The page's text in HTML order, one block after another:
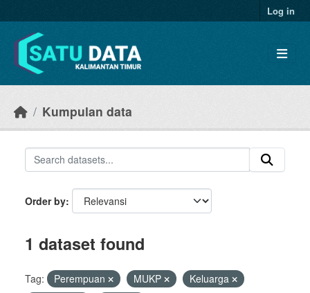
Log in
Kumpulan data
Order by
1 dataset found
Tag: Perempuan MUKP
Keluarga